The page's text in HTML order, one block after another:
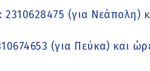
(για Νεάπολη)
(για Πεύκα) και